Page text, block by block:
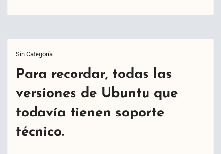
Sin Categoría
Para recordar, todas las
versiones de Ubuntu que
todavía tienen soporte
técnico.